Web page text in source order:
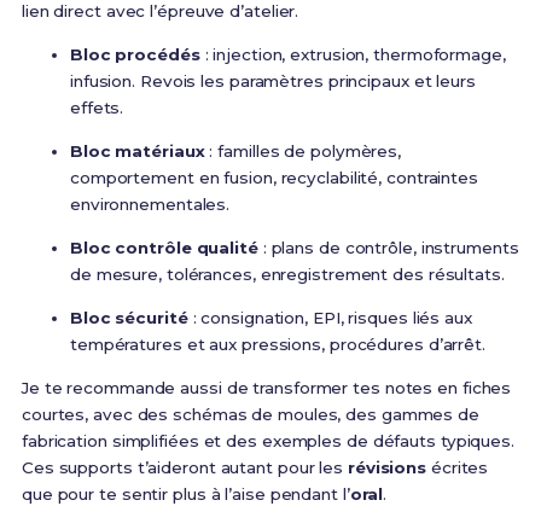
lien direct avec l’épreuve d’atelier.
Bloc procédés: injection, extrusion, thermoformage,
infusion. Revois les paramètres principaux et leurs
effets.
Bloc matériaux: familles de polymères,
comportement en fusion, recyclabilité, contraintes
environnementales.
Bloc contrôle qualité: plans de contrôle, instruments
de mesure, tolérances, enregistrement des résultats.
Bloc sécurité: consignation, EPI, risques liés aux
températures et aux pressions, procédures d’arrêt.
Je te recommande aussi de transformer tes notes en fiches
courtes, avec des schémas de moules, des gammes de
fabrication simplifiées et des exemples de défauts typiques.
Ces supports t’aideront autant pour les révisions écrites
que pour te sentir plus à l’aise pendant l’oral.